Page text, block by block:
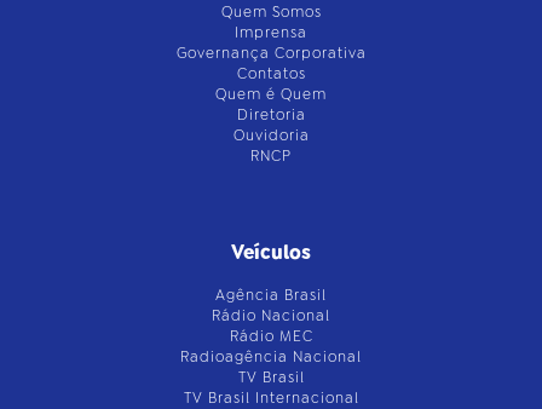
Quem Somos
Imprensa
Governança Corporativa
Contatos
Quem é Quem
Diretoria
Ouvidoria
RNCP
Veículos
Agência Brasil
Rádio Nacional
Rádio MEC
Radioagência Nacional
TV Brasil
TV Brasil Internacional